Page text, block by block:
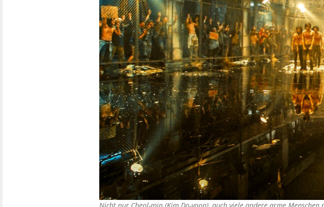
Nicht nur Cheol-min (Kim Do-yoon), auch viele andere arme